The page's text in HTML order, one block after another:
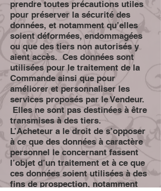
prendre toutes précautions utiles
pour préserver la sécurité des
données, et notamment qu’elles
soient déformées, endommagées
ou que des tiers non autorisés y
aient accès. Ces données sont
utilisées pour le traitement de la
Commande ainsi que pour
améliorer et personnaliser les
services proposés par le Vendeur.
Elles ne sont pas destinées à être
transmises à des tiers.
L’Acheteur a le droit de s’opposer
à ce que des données à caractère
personnel le concernant fassent
l’objet d’un traitement et à ce que
ces données soient utilisées à des
fins de prospection, notamment